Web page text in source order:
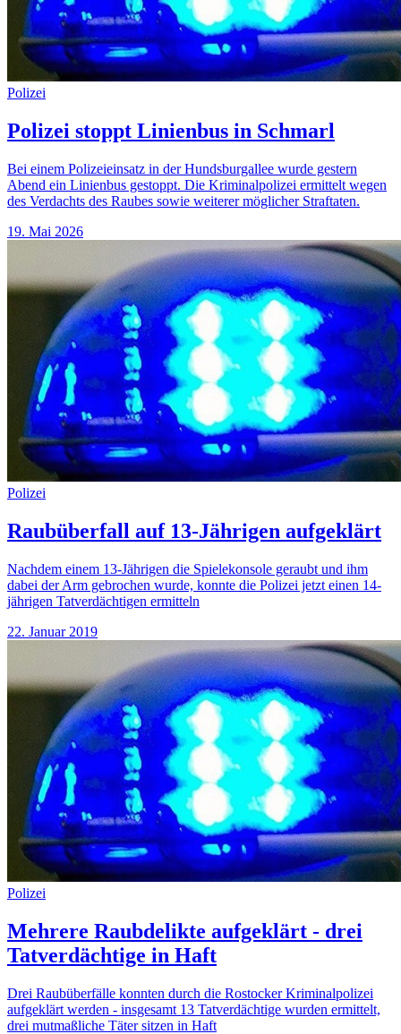
Polizei
Polizei stoppt Linienbus in Schmarl
Bei einem Polizeieinsatz in der Hundsburgallee wurde gestern
Abend ein Linienbus gestoppt. Die Kriminalpolizei ermittelt wegen
des Verdachts des Raubes sowie weiterer möglicher Straftaten.
19. Mai 2026
Polizei
Raubüberfall auf 13-Jährigen aufgeklärt
Nachdem einem 13-Jährigen die Spielekonsole geraubt und ihm
dabei der Arm gebrochen wurde, konnte die Polizei jetzt einen 14-
jährigen Tatverdächtigen ermitteln
22. Januar 2019
Polizei
Mehrere Raubdelikte aufgeklärt - drei
Tatverdächtige in Haft
Drei Raubüberfälle konnten durch die Rostocker Kriminalpolizei
aufgeklärt werden - insgesamt 13 Tatverdächtige wurden ermittelt,
drei mutmaßliche Täter sitzen in Haft